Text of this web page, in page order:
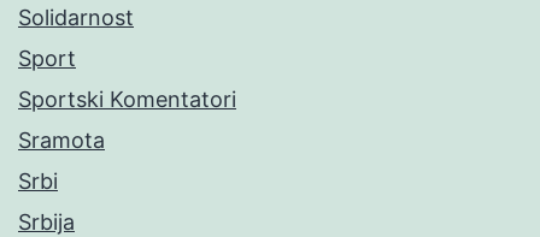
Solidarnost
Sport
Sportski Komentatori
Sramota
Srbi
Srbija